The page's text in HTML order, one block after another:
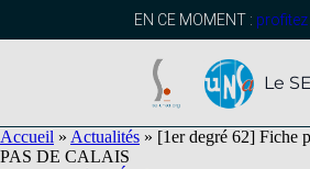
EN CE MOMENT : profitez
Le
Accueil » Actualités » [1er degré 62] Fiche
PAS DE CALAIS